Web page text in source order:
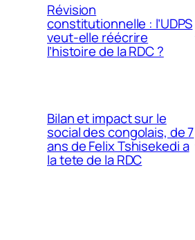
Révision
constitutionnelle : l’UDPS
veut-elle réécrire
l’histoire de la RDC ?
Bilan et impact sur le
social des congolais, de 7
ans de Felix Tshisekedi a
la tete de la RDC